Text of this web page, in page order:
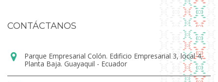
CONTÁCTANOS
Parque Empresarial Colón. Edificio Empresarial 3, local 4,
Planta Baja. Guayaquil - Ecuador